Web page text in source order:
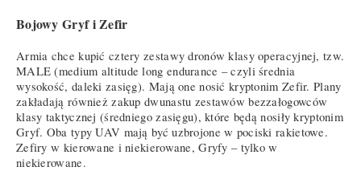
Bojowy Gryf i Zefir
Armia chce kupić cztery zestawy dronów klasy operacyjnej, tzw.
MALE (medium altitude long endurance – czyli średnia
wysokość, daleki zasięg). Mają one nosić kryptonim Zefir. Plany
zakładają również zakup dwunastu zestawów bezzałogowców
klasy taktycznej (średniego zasięgu), które będą nosiły kryptonim
Gryf. Oba typy UAV mają być uzbrojone w pociski rakietowe.
Zefiry w kierowane i niekierowane, Gryfy – tylko w
niekierowane.